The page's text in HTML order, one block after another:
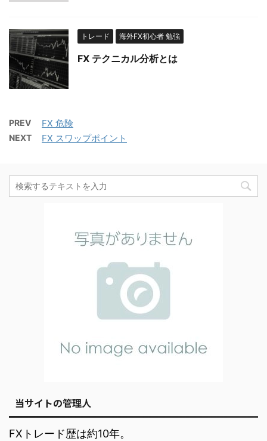
トレード 海外FX初心者 勉強
FX テクニカル分析とは
PREV FX 危険
NEXT FX スワップポイント
当サイトの管理人
FXトレード歴は約10年。